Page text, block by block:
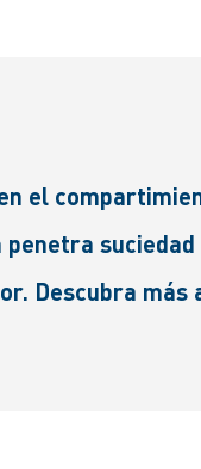
el
Descubra más